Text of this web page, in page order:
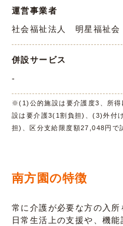
運営事業者
社会福祉法人 明星福祉
併設サービス
-
※(1)公的施設は要介護度3、所
設は要介護3(1割負担)、(3)外付
担)、区分支給限度額27,048円で
南方園の特徴
常に介護が必要な方の入
日常生活上の支援や、機